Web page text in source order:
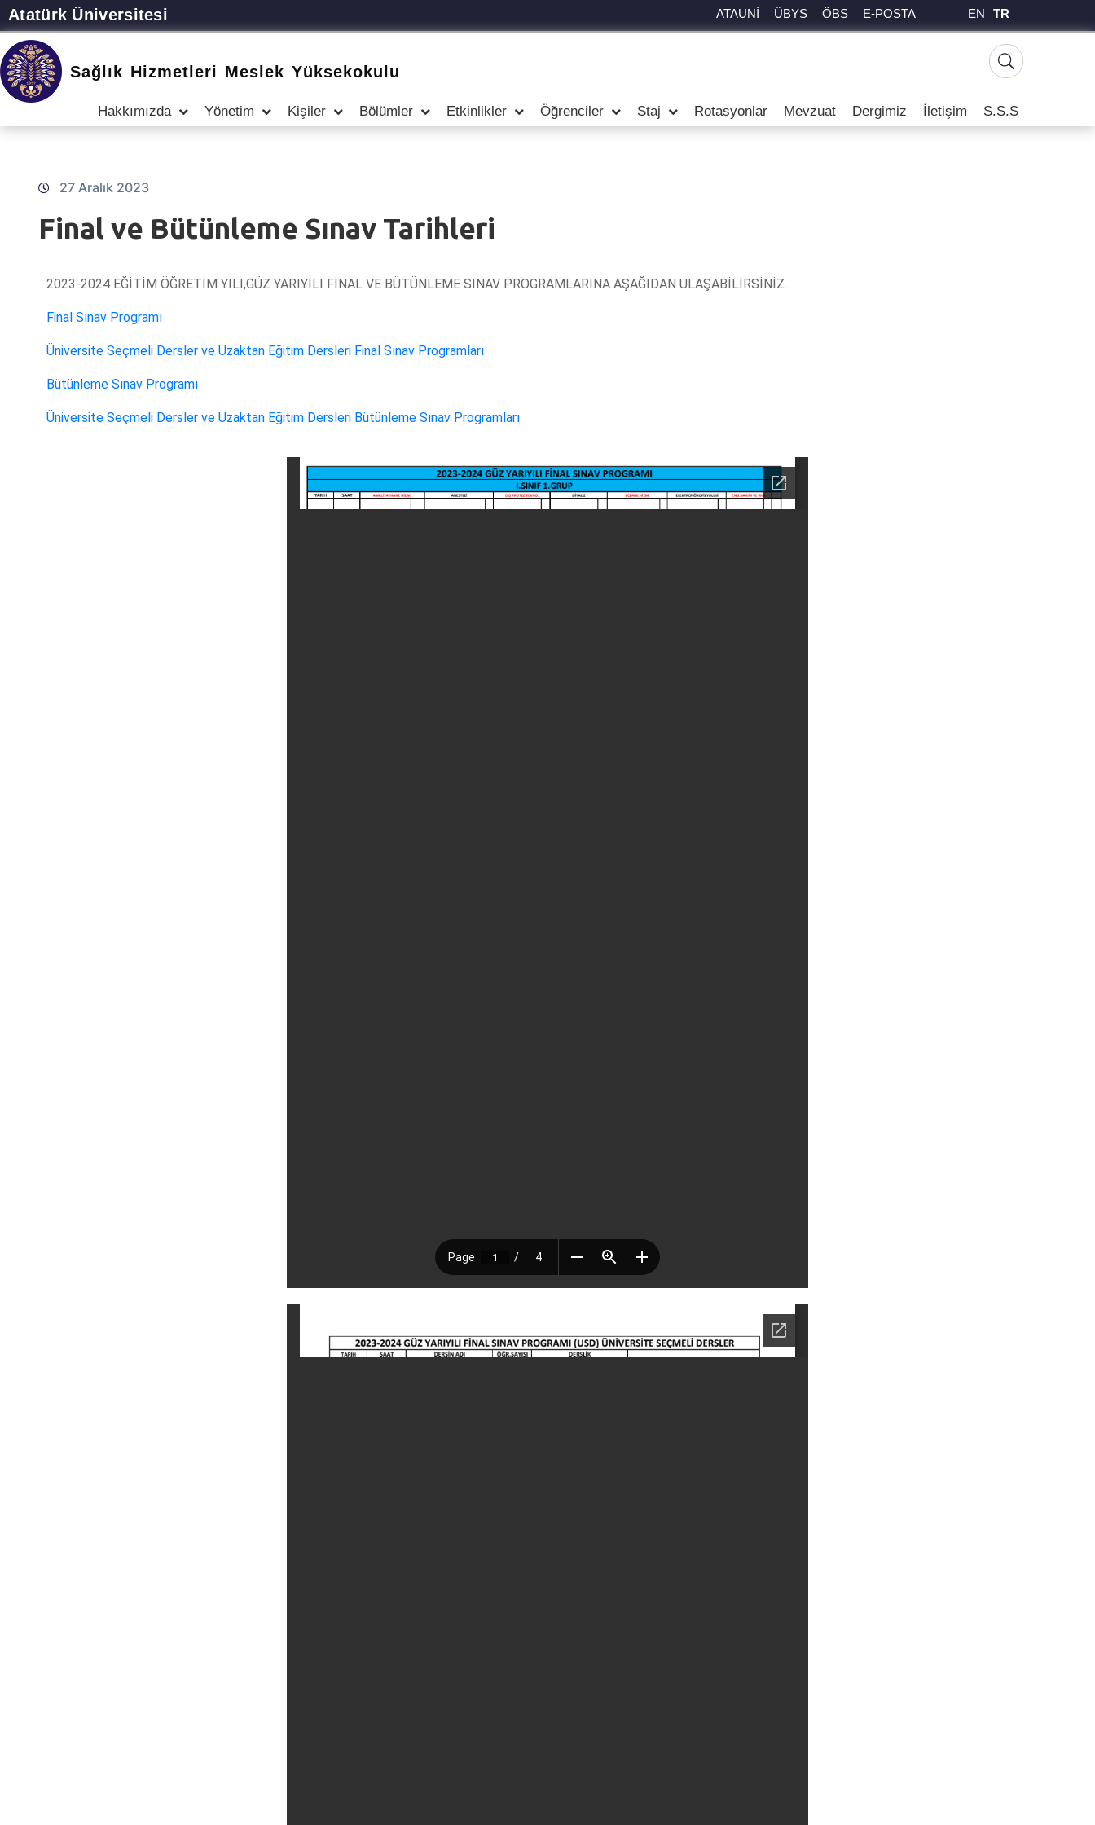
Atatürk Üniversitesi ATAUNİ ÜBYS ÖBS E-POSTA EN TR
Sağlık Hizmetleri Meslek Yüksekokulu
Hakkımızda Yönetim Kişiler Bölümler Etkinlikler Öğrenciler Staj Rotasyonlar Mevzuat Dergimiz İletişim S.S.S
27 Aralık 2023
Final ve Bütünleme Sınav Tarihleri
2023-2024 EĞİTİM ÖĞRETİM YILI,GÜZ YARIYILI FİNAL VE BÜTÜNLEME SINAV PROGRAMLARINA AŞAĞIDAN ULAŞABİLİRSİNİZ.
Final Sınav Programı
Üniversite Seçmeli Dersler ve Uzaktan Eğitim Dersleri Final Sınav Programları
Bütünleme Sınav Programı
Üniversite Seçmeli Dersler ve Uzaktan Eğitim Dersleri Bütünleme Sınav Programları